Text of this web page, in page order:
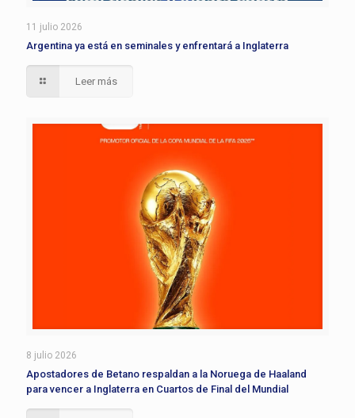
11 julio 2026
Argentina ya está en seminales y enfrentará a Inglaterra
Leer más
8 julio 2026
Apostadores de Betano respaldan a la Noruega de Haaland
para vencer a Inglaterra en Cuartos de Final del Mundial